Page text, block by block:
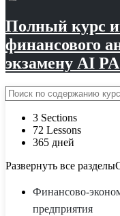
Полный курс
финансового
экзамену AI
3 Sections
72 Lessons
365 дней
Развернуть все разделы
Финансово-
предприятия